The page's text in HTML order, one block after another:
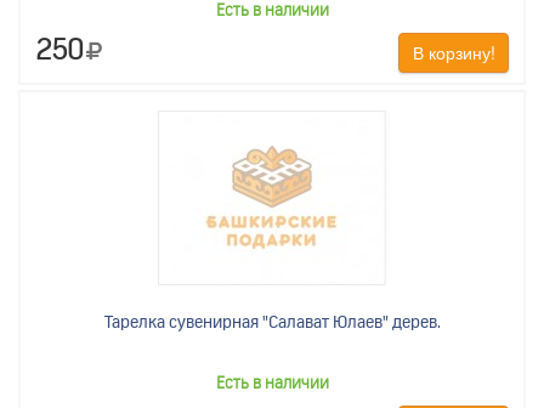
Есть в наличии
250 В корзину!
Тарелка сувенирная "Салават Юлаев" дерев.
Есть в наличии